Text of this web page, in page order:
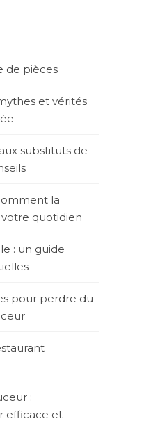
de pièces
et vérités
substituts de
la
quotidien
: un guide
pour perdre du
:
efficace et